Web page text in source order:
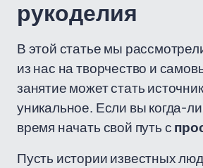
рукоделия
В этой статье мы
из нас на творчество и
занятие может стать
уникальное. Если вы когда-
время начать свой путь с
Пусть истории известных